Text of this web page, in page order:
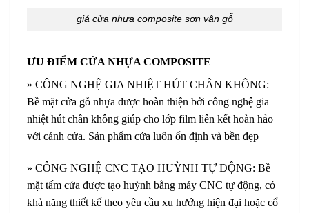
giá cửa nhựa composite sơn vân gỗ
ƯU ĐIỂM CỬA NHỰA COMPOSITE
» CÔNG NGHỆ GIA NHIỆT HÚT CHÂN KHÔNG:
Bề mặt cửa gỗ nhựa được hoàn thiện bởi công nghệ gia
nhiệt hút chân không giúp cho lớp film liên kết hoàn hảo
với cánh cửa. Sản phẩm cửa luôn ổn định và bền đẹp
» CÔNG NGHỆ CNC TẠO HUỲNH TỰ ĐỘNG: Bề
mặt tấm cửa được tạo huỳnh bằng máy CNC tự động, có
khả năng thiết kế theo yêu cầu xu hướng hiện đại hoặc cổ